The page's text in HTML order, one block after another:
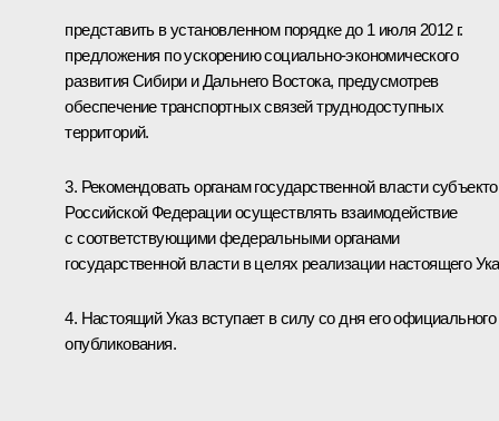
представить в установленном порядке до 1 июля 2012 г.
предложения по ускорению социально-экономического
развития Сибири и Дальнего Востока, предусмотрев
обеспечение транспортных связей труднодоступных
территорий.
3. Рекомендовать органам государственной власти
Российской Федерации осуществлять взаимодействие
с соответствующими федеральными органами
государственной власти в целях реализации настоящего
4. Настоящий Указ вступает в силу со дня его официального
опубликования.